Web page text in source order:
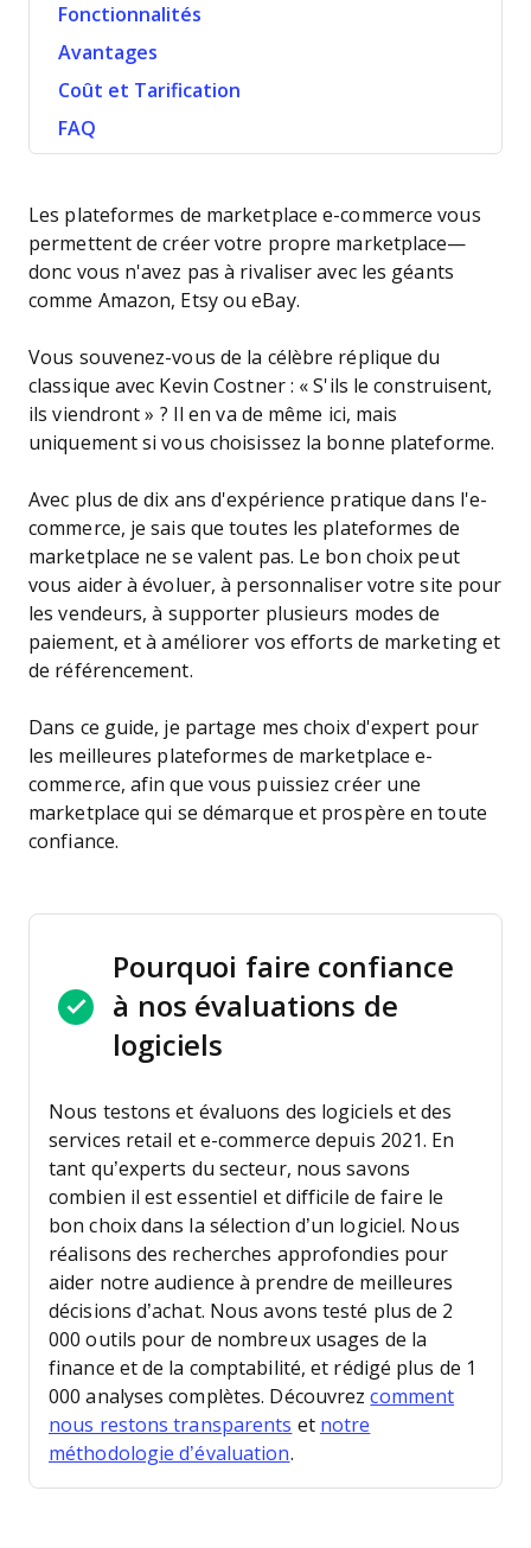
Fonctionnalités
Avantages
Coût et Tarification
FAQ
Les plateformes de marketplace e-commerce vous
permettent de créer votre propre marketplace—
donc vous n'avez pas à rivaliser avec les géants
comme Amazon, Etsy ou eBay.
Vous souvenez-vous de la célèbre réplique du
classique avec Kevin Costner : « S'ils le construisent,
ils viendront » ? Il en va de même ici, mais
uniquement si vous choisissez la bonne plateforme.
Avec plus de dix ans d'expérience pratique dans l'e-
commerce, je sais que toutes les plateformes de
marketplace ne se valent pas. Le bon choix peut
vous aider à évoluer, à personnaliser votre site pour
les vendeurs, à supporter plusieurs modes de
paiement, et à améliorer vos efforts de marketing et
de référencement.
Dans ce guide, je partage mes choix d'expert pour
les meilleures plateformes de marketplace e-
commerce, afin que vous puissiez créer une
marketplace qui se démarque et prospère en toute
confiance.
Pourquoi faire confiance
à nos évaluations de
logiciels
Nous testons et évaluons des logiciels et des
services retail et e-commerce depuis 2021. En
tant qu’experts du secteur, nous savons
combien il est essentiel et difficile de faire le
bon choix dans la sélection d’un logiciel. Nous
réalisons des recherches approfondies pour
aider notre audience à prendre de meilleures
décisions d’achat. Nous avons testé plus de 2
000 outils pour de nombreux usages de la
finance et de la comptabilité, et rédigé plus de 1
000 analyses complètes. Découvrezcomment
nous restons transparents et notre
méthodologie d’évaluation.